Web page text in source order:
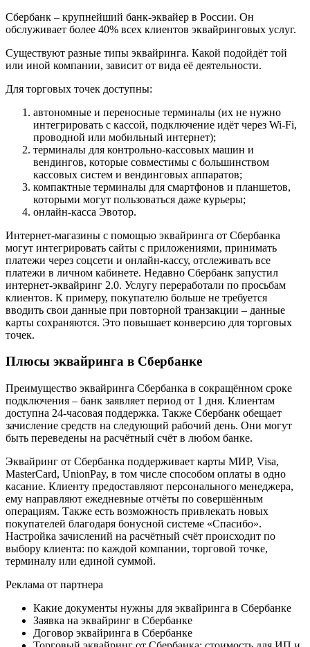
Сбербанк – крупнейший банк-эквайер в России. Он
обслуживает более 40% всех клиентов эквайринговых услуг.
Существуют разные типы эквайринга. Какой подойдёт той
или иной компании, зависит от вида её деятельности.
Для торговых точек доступны:
автономные и переносные терминалы (их не нужно
интегрировать с кассой, подключение идёт через Wi-Fi,
проводной или мобильный интернет);
терминалы для контрольно-кассовых машин и
вендингов, которые совместимы с большинством
кассовых систем и вендинговых аппаратов;
компактные терминалы для смартфонов и планшетов,
которыми могут пользоваться даже курьеры;
онлайн-касса Эвотор.
Интернет-магазины с помощью эквайринга от Сбербанка
могут интегрировать сайты с приложениями, принимать
платежи через соцсети и онлайн-кассу, отслеживать все
платежи в личном кабинете. Недавно Сбербанк запустил
интернет-эквайринг 2.0. Услугу переработали по просьбам
клиентов. К примеру, покупателю больше не требуется
вводить свои данные при повторной транзакции – данные
карты сохраняются. Это повышает конверсию для торговых
точек.
Плюсы эквайринга в Сбербанке
Преимущество эквайринга Сбербанка в сокращённом сроке
подключения – банк заявляет период от 1 дня. Клиентам
доступна 24-часовая поддержка. Также Сбербанк обещает
зачисление средств на следующий рабочий день. Они могут
быть переведены на расчётный счёт в любом банке.
Эквайринг от Сбербанка поддерживает карты МИР, Visa,
MasterCard, UnionPay, в том числе способом оплаты в одно
касание. Клиенту предоставляют персонального менеджера,
ему направляют ежедневные отчёты по совершённым
операциям. Также есть возможность привлекать новых
покупателей благодаря бонусной системе «Спасибо».
Настройка зачислений на расчётный счёт происходит по
выбору клиента: по каждой компании, торговой точке,
терминалу или единой суммой.
Реклама от партнера
Какие документы нужны для эквайринга в Сбербанке
Заявка на эквайринг в Сбербанке
Договор эквайринга в Сбербанке